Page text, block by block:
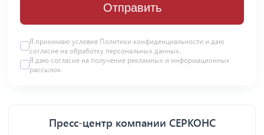
Отправить
Я принимаю условия Политики конфиденциальности и даю
согласие на обработку персональных данных.
Я даю согласие на получение рекламных и информационных
рассылок.
Пресс-центр компании СЕРКОНС